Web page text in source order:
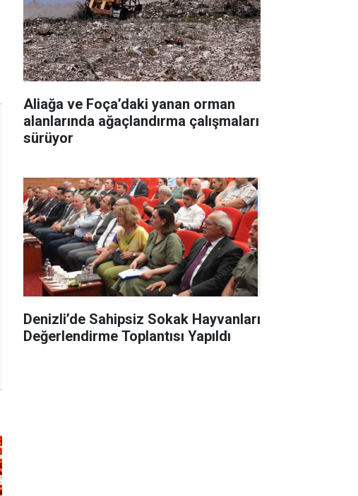
Aliağa ve Foça’daki yanan orman
alanlarında ağaçlandırma çalışmaları
sürüyor
Denizli’de Sahipsiz Sokak Hayvanları
Değerlendirme Toplantısı Yapıldı